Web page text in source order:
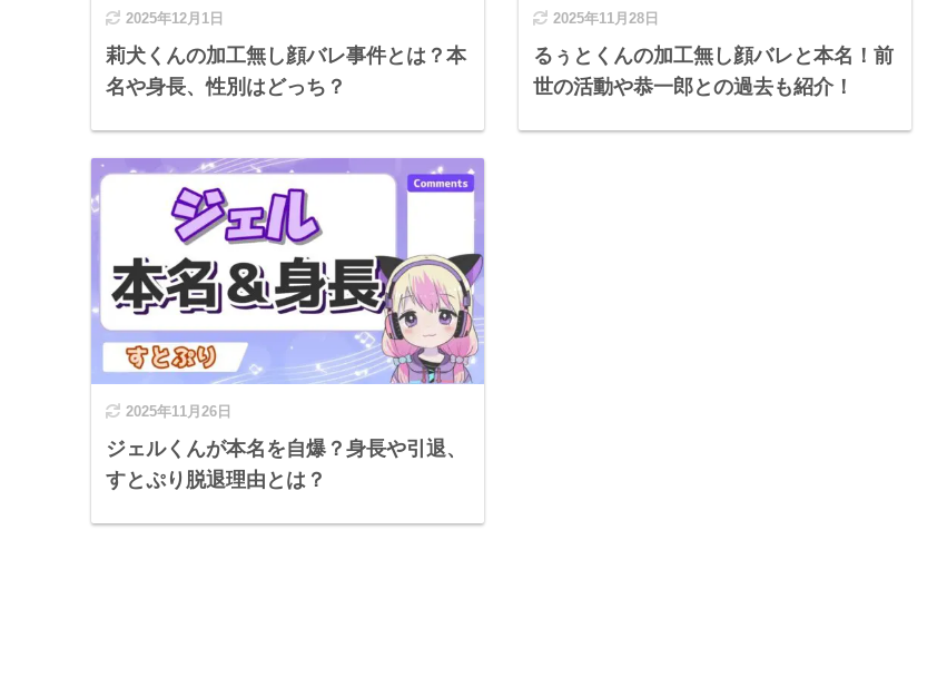
2025年12月1日
莉犬くんの加工無し顔バレ事件とは？本
名や身長、性別はどっち？
2025年11月28日
るぅとくんの加工無し顔バレと本名！前
世の活動や恭一郎との過去も紹介！
2025年11月26日
ジェルくんが本名を自爆？身長や引退、
すとぷり脱退理由とは？